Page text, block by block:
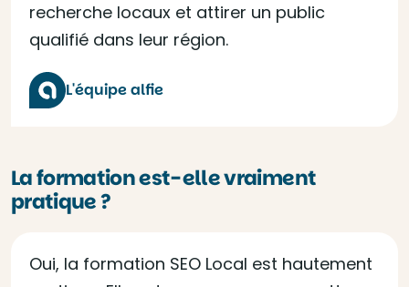
recherche locaux et attirer un public
qualifié dans leur région.
L'équipe alfie
La formation est-elle vraiment
pratique ?
Oui, la formation SEO Local est hautement